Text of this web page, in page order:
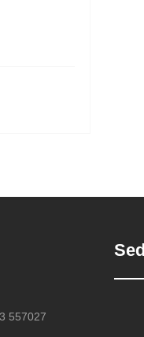
557027